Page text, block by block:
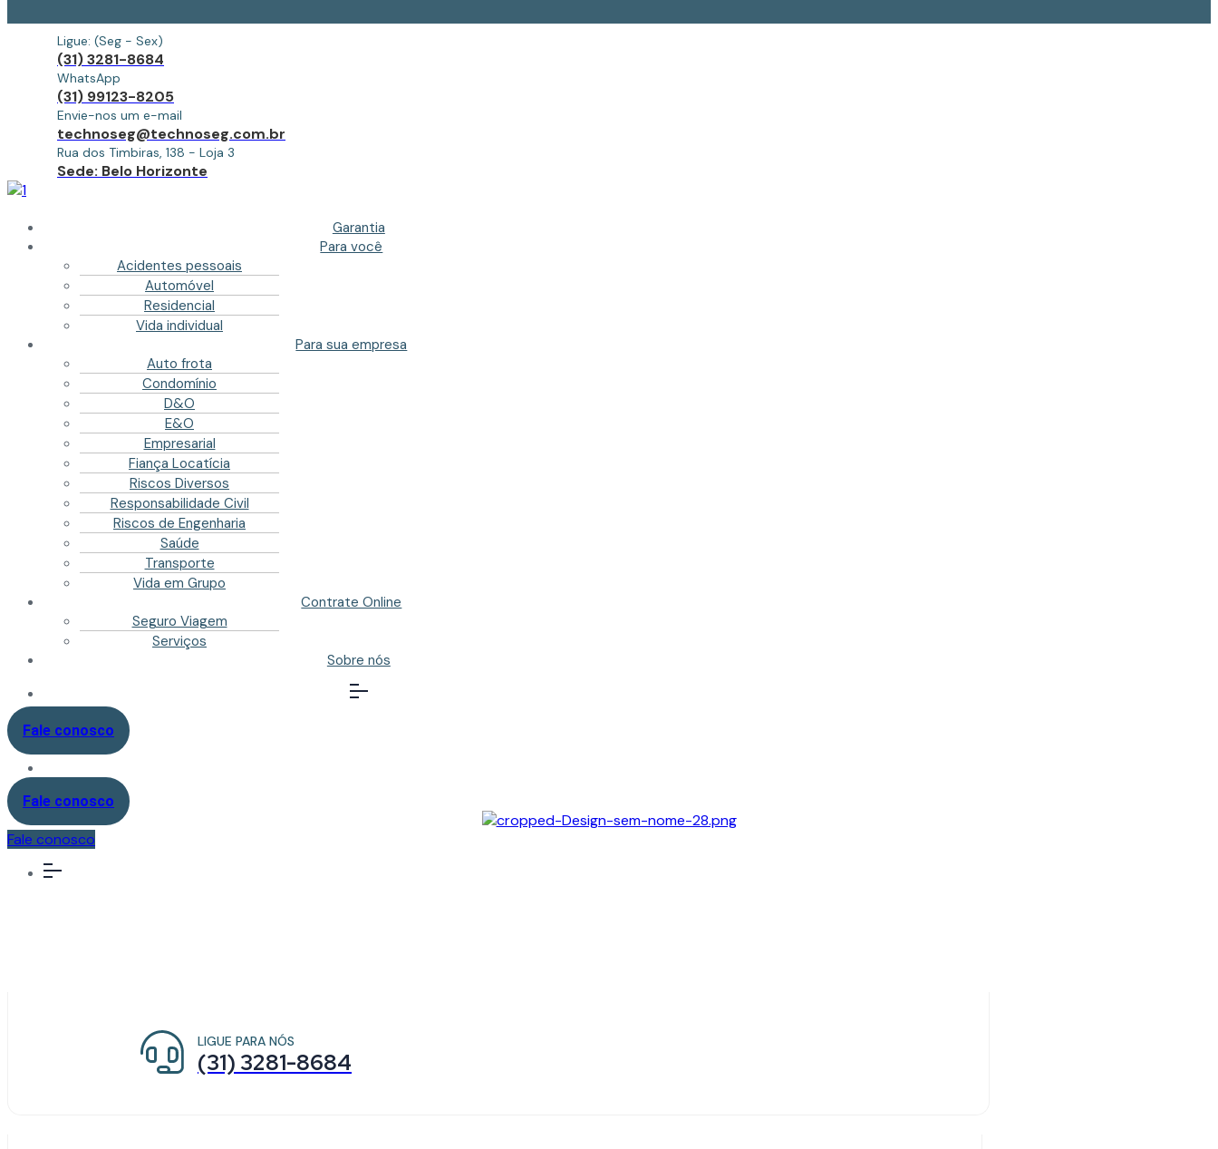
Ligue: (Seg - Sex)
(31) 3281-8684
WhatsApp
(31) 99123-8205
Envie-nos um e-mail
technoseg@technoseg.com.br
Rua dos Timbiras, 138 - Loja 3
Sede: Belo Horizonte
Garantia
Para você
Acidentes pessoais
Automóvel
Residencial
Vida individual
Para sua empresa
Auto frota
Condomínio
D&O
E&O
Empresarial
Fiança Locatícia
Riscos Diversos
Responsabilidade Civil
Riscos de Engenharia
Saúde
Transporte
Vida em Grupo
Contrate Online
Seguro Viagem
Serviços
Sobre nós
Fale conosco
Fale conosco
Fale conosco
LIGUE PARA NÓS
(31) 3281-8684